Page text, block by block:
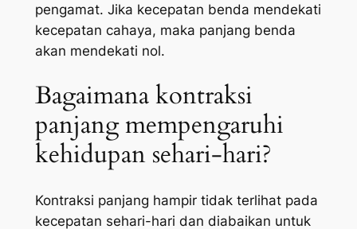
pengamat. Jika kecepatan benda mendekati
kecepatan cahaya, maka panjang benda
akan mendekati nol.
Bagaimana kontraksi
panjang mempengaruhi
kehidupan sehari-hari?
Kontraksi panjang hampir tidak terlihat pada
kecepatan sehari-hari dan diabaikan untuk